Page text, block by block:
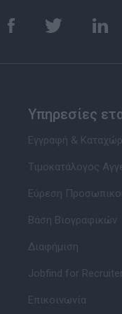
Υπηρεσίες
Εγγραφή &
Τιμοκατάλογος
Εύρεση
Βάση Βιογραφικών
Διαφήμιση
Jobfind for
Επικοινωνία